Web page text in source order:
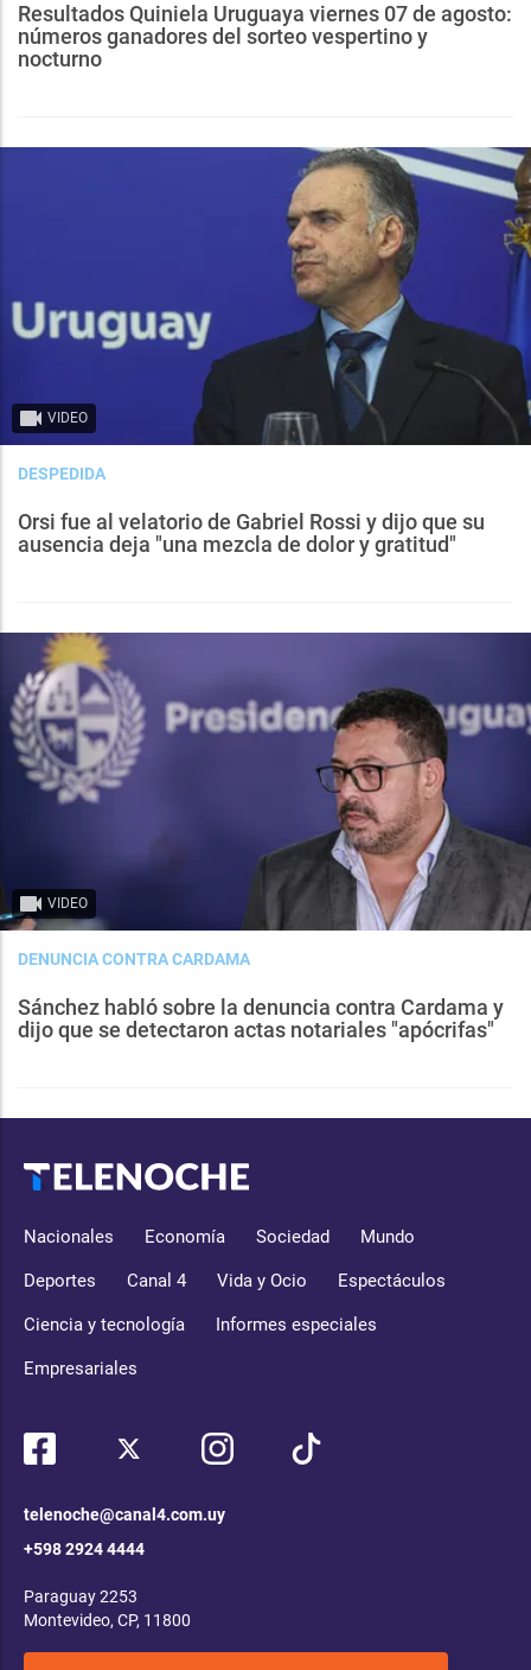
Resultados Quiniela Uruguaya viernes 07 de agosto:
números ganadores del sorteo vespertino y
nocturno
VIDEO
DESPEDIDA
Orsi fue al velatorio de Gabriel Rossi y dijo que su
ausencia deja "una mezcla de dolor y gratitud"
VIDEO
DENUNCIA CONTRA CARDAMA
Sánchez habló sobre la denuncia contra Cardama y
dijo que se detectaron actas notariales "apócrifas"
Nacionales Economía Sociedad Mundo
Deportes Canal 4 Vida y Ocio Espectáculos
Ciencia y tecnología Informes especiales
Empresariales
telenoche@canal4.com.uy
+598 2924 4444
Paraguay 2253
Montevideo, CP, 11800